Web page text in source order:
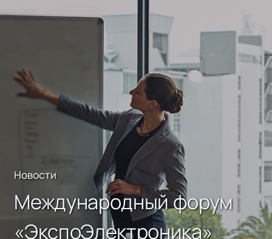
Новости
Международный форум
«ЭкспоЭлектроника»